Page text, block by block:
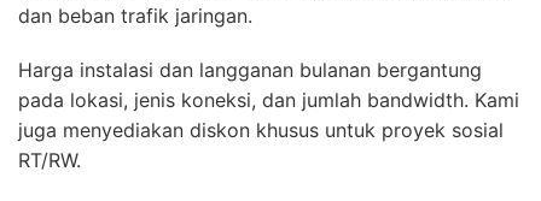
dan beban trafik jaringan.
Harga instalasi dan langganan bulanan bergantung
pada lokasi, jenis koneksi, dan jumlah bandwidth. Kami
juga menyediakan diskon khusus untuk proyek sosial
RT/RW.